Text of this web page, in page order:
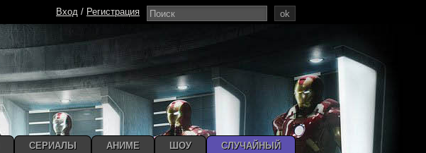
ok
Вход / Регистрация
СЕРИАЛЫ АНИМЕ ШОУ СЛУЧАЙНЫЙ